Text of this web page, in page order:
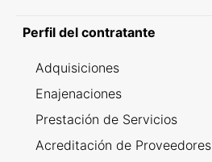
Perfil del contratante
Adquisiciones
Enajenaciones
Prestación de Servicios
Acreditación de Proveedores